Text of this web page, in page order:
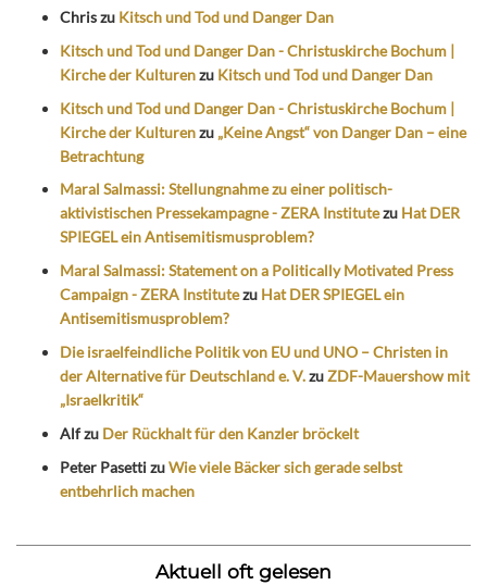
Chriszu Kitsch und Tod und Danger Dan
Kitsch und Tod und Danger Dan - Christuskirche Bochum |
Kirche der Kulturenzu Kitsch und Tod und Danger Dan
Kitsch und Tod und Danger Dan - Christuskirche Bochum |
Kirche der Kulturenzu „Keine Angst“ von Danger Dan – eine
Betrachtung
Maral Salmassi: Stellungnahme zu einer politisch-
aktivistischen Pressekampagne - ZERA Institutezu Hat DER
SPIEGEL ein Antisemitismusproblem?
Maral Salmassi: Statement on a Politically Motivated Press
Campaign - ZERA Institutezu Hat DER SPIEGEL ein
Antisemitismusproblem?
Die israelfeindliche Politik von EU und UNO – Christen in
der Alternative für Deutschland e. V.zuZDF-Mauershow mit
„Israelkritik“
Alfzu Der Rückhalt für den Kanzler bröckelt
Peter PasettizuWie viele Bäcker sich gerade selbst
entbehrlich machen
Aktuell oft gelesen